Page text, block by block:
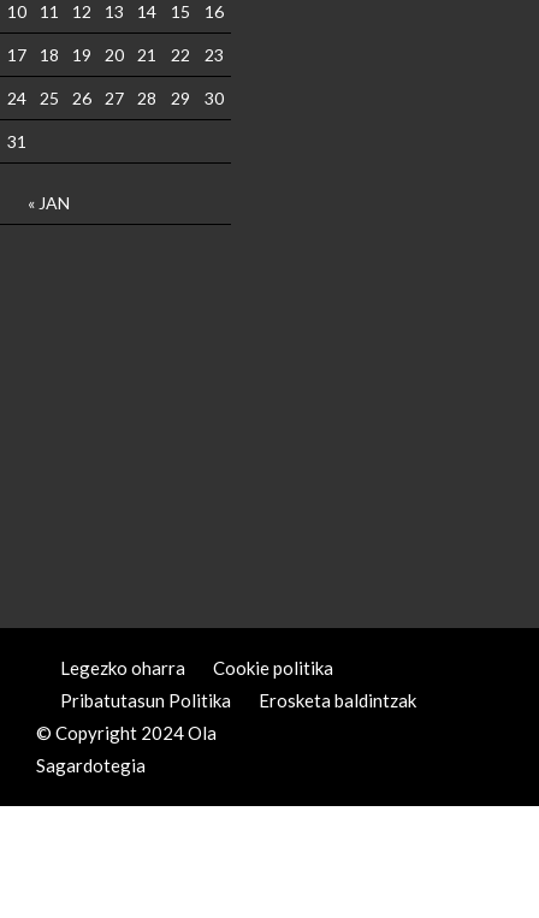
« JAN
10 11 12 13 14 15 16
17 18 19 20 21 22 23
24 25 26 27 28 29 30
31
Legezko oharra
Cookie politika
Pribatutasun Politika
Erosketa baldintzak
© Copyright 2024 Ola
Sagardotegia